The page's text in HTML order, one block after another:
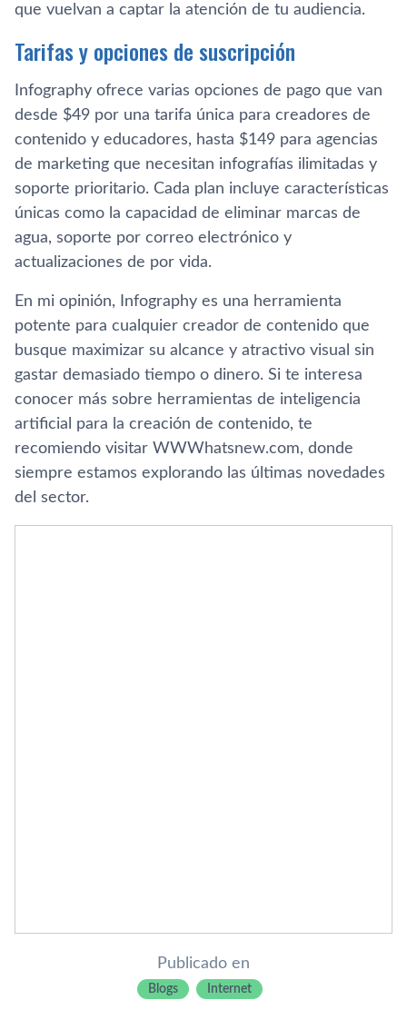
que vuelvan a captar la atención de tu audiencia.
Tarifas y opciones de suscripción
Infography ofrece varias opciones de pago que van
desde $49 por una tarifa única para creadores de
contenido y educadores, hasta $149 para agencias
de marketing que necesitan infografías ilimitadas y
soporte prioritario. Cada plan incluye características
únicas como la capacidad de eliminar marcas de
agua, soporte por correo electrónico y
actualizaciones de por vida.
En mi opinión, Infography es una herramienta
potente para cualquier creador de contenido que
busque maximizar su alcance y atractivo visual sin
gastar demasiado tiempo o dinero. Si te interesa
conocer más sobre herramientas de inteligencia
artificial para la creación de contenido, te
recomiendo visitar WWWhatsnew.com, donde
siempre estamos explorando las últimas novedades
del sector.
Publicado en
Blogs Internet